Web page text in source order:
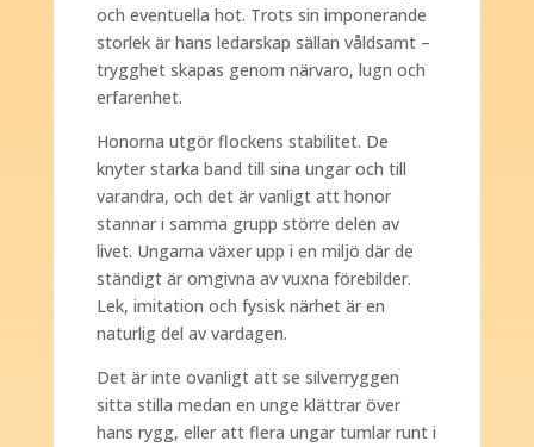
och eventuella hot. Trots sin imponerande
storlek är hans ledarskap sällan våldsamt –
trygghet skapas genom närvaro, lugn och
erfarenhet.
Honorna utgör flockens stabilitet. De
knyter starka band till sina ungar och till
varandra, och det är vanligt att honor
stannar i samma grupp större delen av
livet. Ungarna växer upp i en miljö där de
ständigt är omgivna av vuxna förebilder.
Lek, imitation och fysisk närhet är en
naturlig del av vardagen.
Det är inte ovanligt att se silverryggen
sitta stilla medan en unge klättrar över
hans rygg, eller att flera ungar tumlar runt i